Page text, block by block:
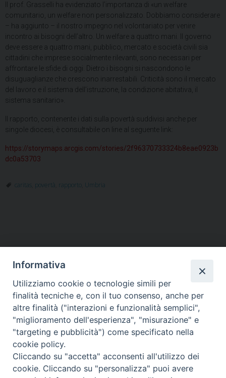
Il prof. Grasselli ha evidenziato l’importanza di «un welfare
comunitario, un welfare non personalizzato. Dobbiamo considerare
– ha aggiunto – il nostro impegno nel volontariato per venire
incontro ai bisogni dell’altro. Un welfare a quattro mani. Il governo
deve essere a quattro mani, pubblico, mercato e società civili sia
cittadini che imprese socialmente rilevanti, sono necessari per
affrontare le sfide di oggi. Dietro i bisogni si nascondono le
disuguaglianze che crescono inarrestabili. Criticità sono il mercato
del lavoro e il sistema dell’istruzione, la condizione abitativa, il
sistema sanitario».
Il rapporto, contenente i dati sulla povertà suddivisi anche per
singole diocesi, è consultabile on line al seguente link:
https://storymaps.arcgis.com/stories/2f96370733324b8eae0923b
dc0a53703
caritas povertà rapporto Umbria
HOME VESCOVO ORARI MESSE
CURIA VESCOVILE
TUTELA MINORI
UFFICI PASTORALI PERSONE
VITA CONSACRATA
DOCUMENTI
CONTATTI
Copyright © 2018 Diocesi di Foligno /Curia . Piazza Mons. Faloci 3 - 06034
tel. 0742 350473 fax 0742 349021 email: info@diocesidifoligno.it . pec:
diocesidifoligno@pec.it
Informativa
Utilizziamo cookie o tecnologie simili per
finalità tecniche e, con il tuo consenso, anche per
altre finalità ("interazioni e funzionalità semplici",
"miglioramento dell'esperienza", "misurazione" e
"targeting e pubblicità") come specificato nella
cookie policy.
Cliccando su "accetta" acconsenti all'utilizzo dei
cookie. Cliccando su "personalizza" puoi avere